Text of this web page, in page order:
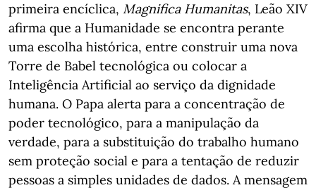
primeira encíclica, Magnifica Humanitas, Leão XIV
afirma que a Humanidade se encontra perante
uma escolha histórica, entre construir uma nova
Torre de Babel tecnológica ou colocar a
Inteligência Artificial ao serviço da dignidade
humana. O Papa alerta para a concentração de
poder tecnológico, para a manipulação da
verdade, para a substituição do trabalho humano
sem proteção social e para a tentação de reduzir
pessoas a simples unidades de dados. A mensagem